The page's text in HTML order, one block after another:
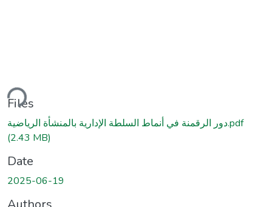
Files
دور الرقمنة في أنماط السلطة الإدارية بالمنشأة الرياضية.pdf
(2.43 MB)
Date
2025-06-19